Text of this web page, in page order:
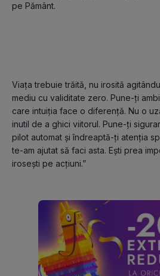
pe Pământ.
Viața trebuie trăită, nu irosită
mediu cu validitate zero. Pune-ți
care intuiția face o diferență. Nu o
inutil de a ghici viitorul. Pune-ți
pilot automat și îndreaptă-ți atenția
te-am ajutat să faci asta. Ești prea
irosești pe acțiuni.”